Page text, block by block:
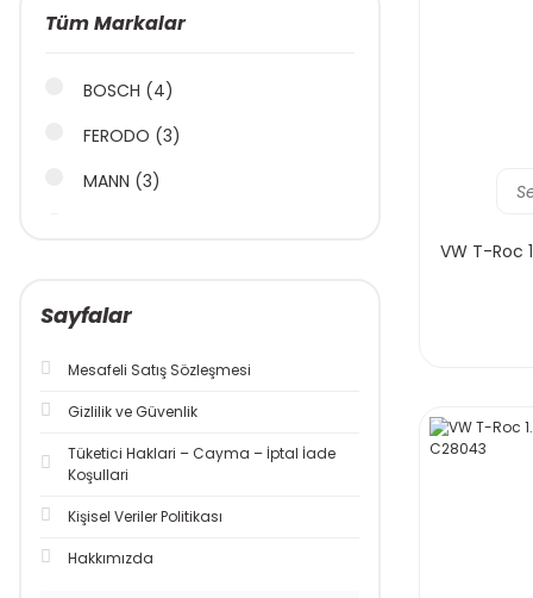
Tüm Markalar
BOSCH (4)
FERODO (3)
MANN (3)
CASTROL (1)
GEBA (1)
NGK (1)
TOTAL (1)
Sayfalar
Mesafeli Satış Sözleşmesi
Gizlilik ve Güvenlik
Tüketici Haklari – Cayma – İptal İade
Koşullari
Kişisel Veriler Politikası
Hakkımızda
VW T-Roc